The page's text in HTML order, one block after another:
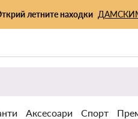
летните находки ДАМСКИ
Аксесоари Спорт